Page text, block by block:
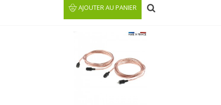
AJOUTER AU PANIER